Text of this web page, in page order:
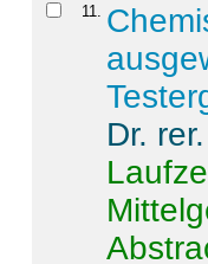
11
Dr.